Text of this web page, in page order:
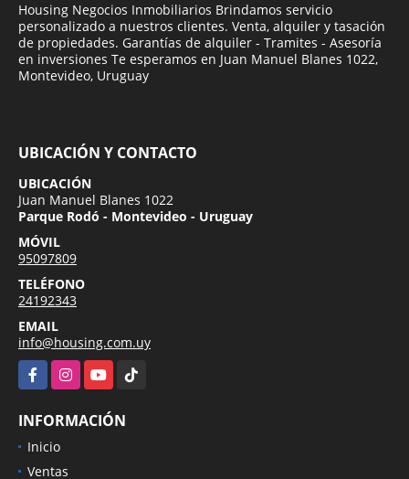
Housing Negocios Inmobiliarios Brindamos servicio
personalizado a nuestros clientes. Venta, alquiler y tasación
de propiedades. Garantías de alquiler - Tramites - Asesoría
en inversiones Te esperamos en Juan Manuel Blanes 1022,
Montevideo, Uruguay
UBICACIÓN Y CONTACTO
UBICACIÓN
Juan Manuel Blanes 1022
Parque Rodó - Montevideo - Uruguay
MÓVIL
95097809
TELÉFONO
24192343
EMAIL
info@housing.com.uy
FacebookInstagramYouTubeTikTok
INFORMACIÓN
Inicio
Ventas